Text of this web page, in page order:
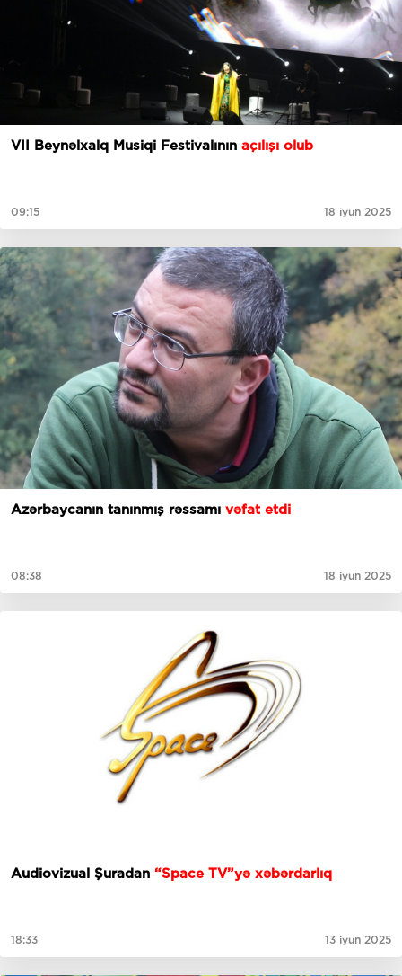
VII Beynəlxalq Musiqi Festivalının açılışı olub
09:15 18 iyun 2025
Azərbaycanın tanınmış rəssamı vəfat etdi
08:38 18 iyun 2025
Audiovizual Şuradan “Space TV”yə xəbərdarlıq
18:33 13 iyun 2025